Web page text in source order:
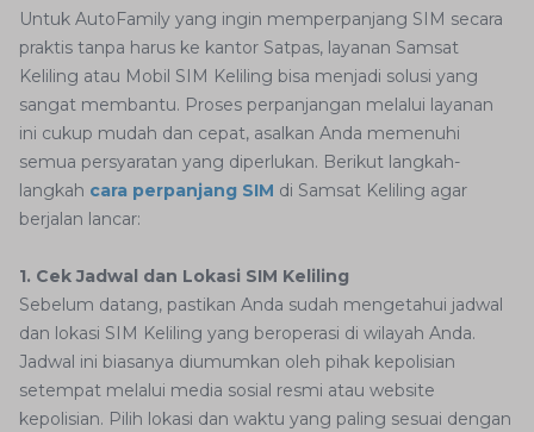
Untuk AutoFamily yang ingin memperpanjang SIM secara
praktis tanpa harus ke kantor Satpas, layanan Samsat
Keliling atau Mobil SIM Keliling bisa menjadi solusi yang
sangat membantu. Proses perpanjangan melalui layanan
ini cukup mudah dan cepat, asalkan Anda memenuhi
semua persyaratan yang diperlukan. Berikut langkah-
langkah cara perpanjang SIM di Samsat Keliling agar
berjalan lancar:
1. Cek Jadwal dan Lokasi SIM Keliling
Sebelum datang, pastikan Anda sudah mengetahui jadwal
dan lokasi SIM Keliling yang beroperasi di wilayah Anda.
Jadwal ini biasanya diumumkan oleh pihak kepolisian
setempat melalui media sosial resmi atau website
kepolisian. Pilih lokasi dan waktu yang paling sesuai dengan